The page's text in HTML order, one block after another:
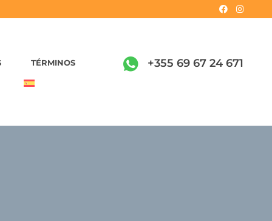
+355 69 67 24 671
TÉRMINOS